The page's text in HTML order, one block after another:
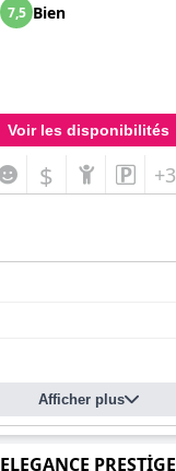
7,5 Bien
Voir les disponibilités
$ +3
Afficher plus
ELEGANCE PRESTİGE